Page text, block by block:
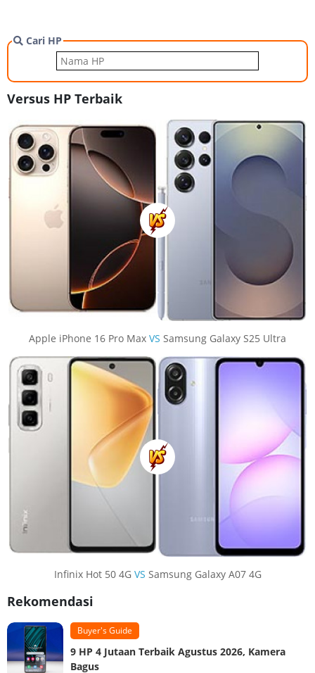
Cari HP
Versus HP Terbaik
Apple iPhone 16 Pro Max VS Samsung Galaxy S25 Ultra
Infinix Hot 50 4G VS Samsung Galaxy A07 4G
Rekomendasi
Buyer's Guide
9 HP 4 Jutaan Terbaik Agustus 2026, Kamera
Bagus